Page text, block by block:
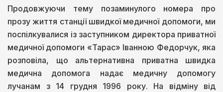
Продовжуючи тему позаминулого номера про
прозу життя станції швидкої медичної допомоги, ми
поспілкувалися із заступником директора приватної
медичної допомоги «Тарас» Іванною Федорчук, яка
розповіла, що альтернативна приватна швидка
медична допомога надає медичну допомогу
лучанам з 14 грудня 1996 року. На відміну від